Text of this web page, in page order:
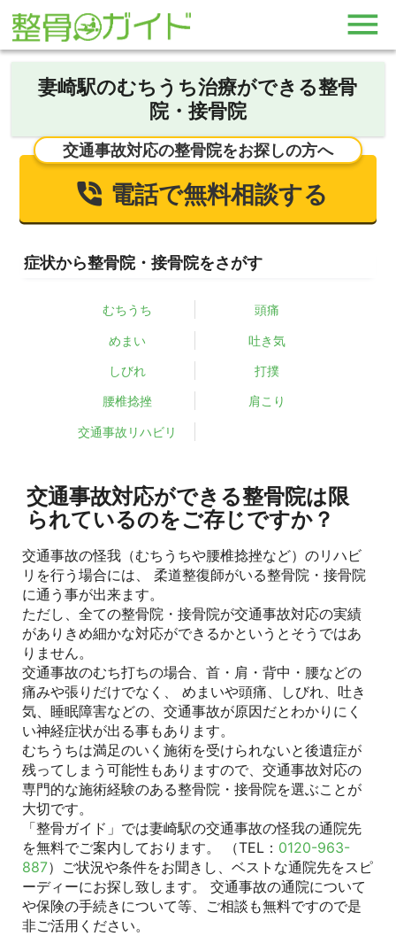
妻崎駅のむちうち治療ができる整骨
院・接骨院
交通事故対応の整骨院をお探しの方へ
電話で無料相談する
症状から整骨院・接骨院をさがす
むちうち 頭痛
めまい 吐き気
しびれ 打撲
腰椎捻挫 肩こり
交通事故リハビリ
交通事故対応ができる整骨院は限
られているのをご存じですか？
交通事故の怪我（むちうちや腰椎捻挫など）のリハビ
リを行う場合には、 柔道整復師がいる整骨院・接骨院
に通う事が出来ます。
ただし、全ての整骨院・接骨院が交通事故対応の実績
がありきめ細かな対応ができるかというとそうではあ
りません。
交通事故のむち打ちの場合、首・肩・背中・腰などの
痛みや張りだけでなく、 めまいや頭痛、しびれ、吐き
気、睡眠障害などの、交通事故が原因だとわかりにく
い神経症状が出る事もあります。
むちうちは満足のいく施術を受けられないと後遺症が
残ってしまう可能性もありますので、交通事故対応の
専門的な施術経験のある整骨院・接骨院を選ぶことが
大切です。
「整骨ガイド」では妻崎駅の交通事故の怪我の通院先
を無料でご案内しております。 （TEL： 0120-963-
887）ご状況や条件をお聞きし、ベストな通院先をスピ
ーディーにお探し致します。 交通事故の通院について
や保険の手続きについて等、ご相談も無料ですので是
非ご活用ください。